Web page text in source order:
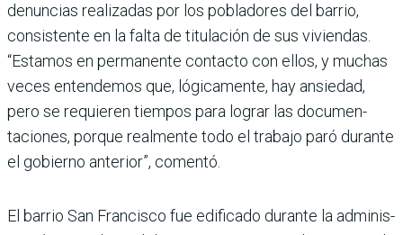
denuncias realizadas por los pobla­dores del barrio,
consistente en la falta de titulación de sus viviendas.
“Estamos en per­manente contacto con ellos, y muchas
veces entendemos que, lógicamente, hay ansie­dad,
pero se requieren tiem­pos para lograr las documen­
taciones, porque realmente todo el trabajo paró durante
el gobierno anterior”, comentó.
El barrio San Francisco fue edificado durante la adminis­